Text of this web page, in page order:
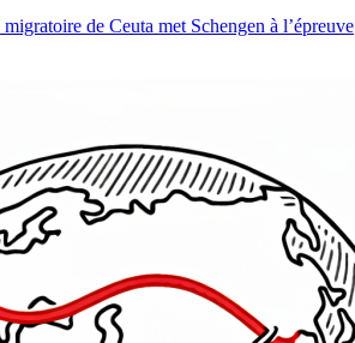
de Ceuta met Schengen à l’épreuve